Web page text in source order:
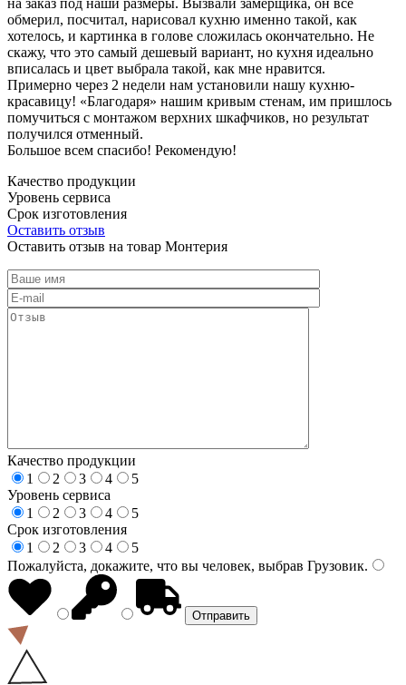
обмерил, посчитал, нарисовал кухню именно такой, как
хотелось, и картинка в голове сложилась окончательно. Не
скажу, что это самый дешевый вариант, но кухня идеально
вписалась и цвет выбрала такой, как мне нравится.
Примерно через 2 недели нам установили нашу кухню-
красавицу! «Благодаря» нашим кривым стенам, им пришлось
помучиться с монтажом верхних шкафчиков, но результат
получился отменный.
Большое всем спасибо! Рекомендую!
Качество продукции
Уровень сервиса
Срок изготовления
Оставить отзыв
Оставить отзыв на товар Монтерия
Качество продукции
1
2 3 4
5
Уровень сервиса
1
2 3 4
5
Срок изготовления
1
2 3 4
5
Пожалуйста, докажите, что вы человек, выбрав Грузовик.